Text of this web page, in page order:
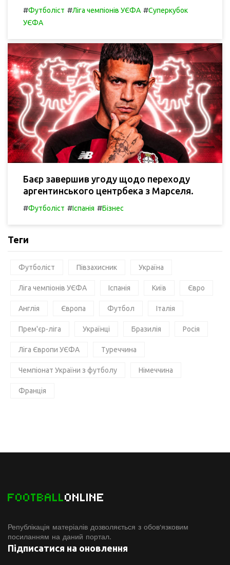
#Футболіст #Ліга чемпіонів УЄФА #Суперкубок
УЄФА
Баєр завершив угоду щодо переходу
аргентинського центрбека з Марселя.
#Футболіст #Іспанія #Бізнес
Теги
Футболіст Півзахисник Україна
Ліга чемпіонів УЄФА Іспанія Київ Євро
Англія Європа Футбол Італія
Прем'єр-ліга Українці Бразилія Росія
Ліга Європи УЄФА Туреччина
Чемпіонат України з футболу Німеччина
Франція
FOOTBALLONLINE
Републікація матеріалів дозволяється з обов'язковим
посиланням на даний портал.
Підписатися на оновлення